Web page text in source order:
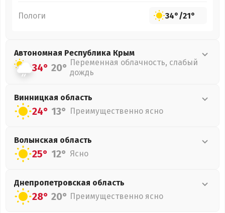
Пологи 34°/21°
Автономная Республика Крым
34° 20° Переменная облачность, слабый
дождь
Винницкая область
24° 13° Преимущественно ясно
Волынская область
25° 12° Ясно
Днепропетровская область
28° 20° Преимущественно ясно